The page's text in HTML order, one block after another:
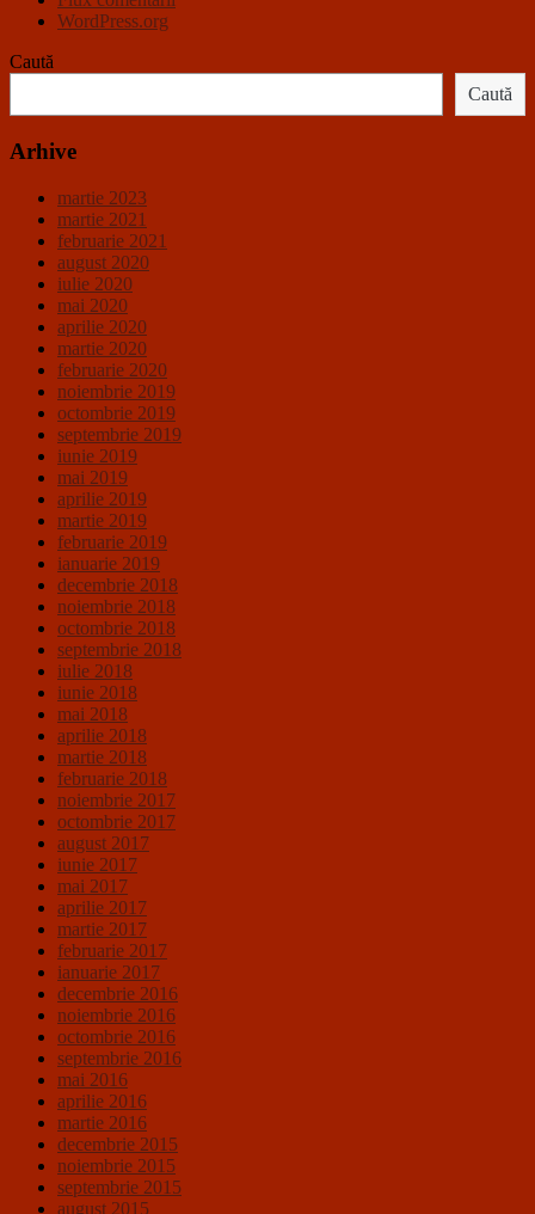
WordPress.org
Caută
Caută
Arhive
martie 2023
martie 2021
februarie 2021
august 2020
iulie 2020
mai 2020
aprilie 2020
martie 2020
februarie 2020
noiembrie 2019
octombrie 2019
septembrie 2019
iunie 2019
mai 2019
aprilie 2019
martie 2019
februarie 2019
ianuarie 2019
decembrie 2018
noiembrie 2018
octombrie 2018
septembrie 2018
iulie 2018
iunie 2018
mai 2018
aprilie 2018
martie 2018
februarie 2018
noiembrie 2017
octombrie 2017
august 2017
iunie 2017
mai 2017
aprilie 2017
martie 2017
februarie 2017
ianuarie 2017
decembrie 2016
noiembrie 2016
octombrie 2016
septembrie 2016
mai 2016
aprilie 2016
martie 2016
decembrie 2015
noiembrie 2015
septembrie 2015
august 2015